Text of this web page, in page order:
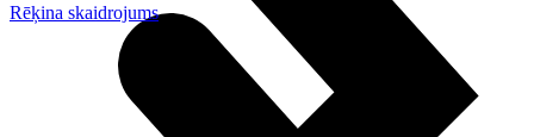
Rēķina skaidrojums